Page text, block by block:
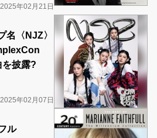
2025年02月21日
名〈NJZ〉
披露?
2025年02月07日
ル